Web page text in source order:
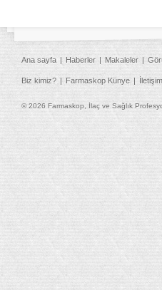
Ana sayfa Haberler Makaleler
Biz kimiz? Farmaskop Künye İletişim
© 2026 Farmaskop, İlaç ve Sağlık